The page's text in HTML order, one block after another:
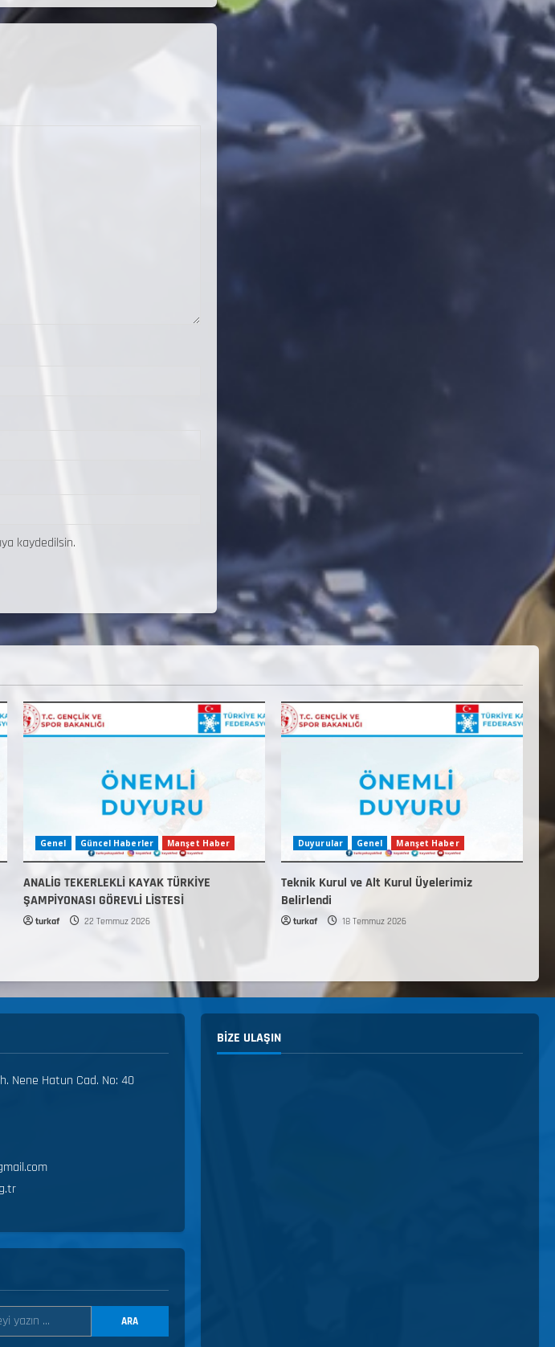
kaydedilsin.
KAYAKLI KOŞU VE BİATHLON
3.KADEME ANTRENÖRLÜK KURSU
DUYURUSU
Genel Güncel Haberler Manşet Haber
ANALİG TEKERLEKLİ KAYAK TÜRKİYE
ŞAMPİYONASI GÖREVLİ LİSTESİ
turkaf 22 Temmuz 2026
Duyurular Genel Manşet Haber
Teknik Kurul ve Alt Kurul Üyelerimiz
Belirlendi
turkaf 18 Temmuz 2026
Nene Hatun Cad. No: 40
ARA
BIZE ULAŞIN